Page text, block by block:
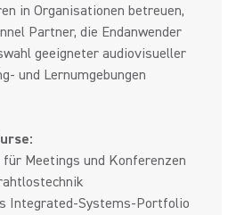
in Organisationen betreuen,
Partner, die Endanwender
geeigneter audiovisueller
und Lernumgebungen
für Meetings und Konferenzen
Integrated‑Systems‑Portfolio